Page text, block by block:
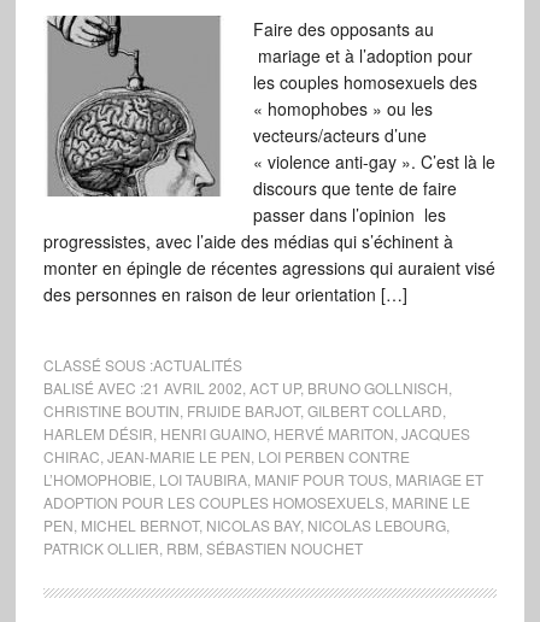
Faire des opposants au
mariage et à l’adoption pour
les couples homosexuels des
« homophobes » ou les
vecteurs/acteurs d’une
« violence anti-gay ». C’est là le
discours que tente de faire
passer dans l’opinion les
progressistes, avec l’aide des médias qui s’échinent à
monter en épingle de récentes agressions qui auraient visé
des personnes en raison de leur orientation […]
CLASSÉ SOUS :ACTUALITÉS
BALISÉ AVEC :21 AVRIL 2002 ACT UP, BRUNO GOLLNISCH
CHRISTINE BOUTIN FRIJIDE BARJOT, GILBERT COLLARD
HARLEM DÉSIR HENRI GUAINO, HERVÉ MARITON JACQUES
CHIRAC JEAN-MARIE LE PEN LOI PERBEN CONTRE
L’HOMOPHOBIE LOI TAUBIRA, MANIF POUR TOUS, MARIAGE ET
ADOPTION POUR LES COUPLES HOMOSEXUELS, MARINE LE
PEN MICHEL BERNOT, NICOLAS BAY, NICOLAS LEBOURG,
PATRICK OLLIER RBM SÉBASTIEN NOUCHET